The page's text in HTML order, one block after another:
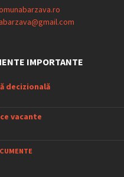
IMPORTANTE
decizională
vacante